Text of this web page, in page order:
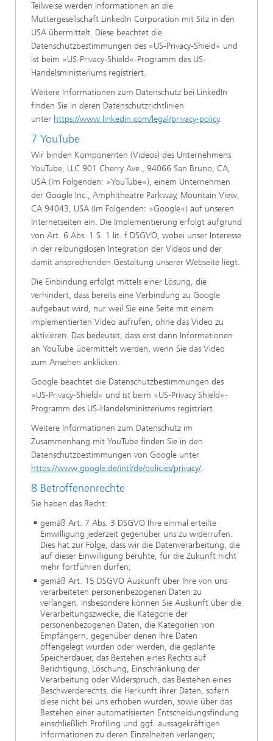
Teilweise werden Informationen an die
Muttergesellschaft LinkedIn Corporation mit Sitz in den
USA übermittelt. Diese beachtet die
Datenschutzbestimmungen des »US-Privacy-Shield« und
ist beim »US-Privacy-Shield«-Programm des US-
Handelsministeriums registriert.
Weitere Informationen zum Datenschutz bei LinkedIn
finden Sie in deren Datenschutzrichtlinien
unter https://www.linkedin.com/legal/privacy-policy.
7 YouTube
Wir binden Komponenten (Videos) des Unternehmens
YouTube, LLC 901 Cherry Ave., 94066 San Bruno, CA,
USA (Im Folgenden: »YouTube«), einem Unternehmen
der Google Inc., Amphitheatre Parkway, Mountain View,
CA 94043, USA (Im Folgenden: »Google«) auf unseren
Internetseiten ein. Die Implementierung erfolgt aufgrund
von Art. 6 Abs. 1 S. 1 lit. f DSGVO, wobei unser Interesse
in der reibungslosen Integration der Videos und der
damit ansprechenden Gestaltung unserer Webseite liegt.
Die Einbindung erfolgt mittels einer Lösung, die
verhindert, dass bereits eine Verbindung zu Google
aufgebaut wird, nur weil Sie eine Seite mit einem
implementierten Video aufrufen, ohne das Video zu
aktivieren. Das bedeutet, dass erst dann Informationen
an YouTube übermittelt werden, wenn Sie das Video
zum Ansehen anklicken.
Google beachtet die Datenschutzbestimmungen des
»US-Privacy-Shield« und ist beim »US-Privacy Shield«-
Programm des US-Handelsministeriums registriert.
Weitere Informationen zum Datenschutz im
Zusammenhang mit YouTube finden Sie in den
Datenschutzbestimmungen von Google unter
https://www.google.de/intl/de/policies/privacy/.
8 Betroffenenrechte
Sie haben das Recht:
gemäß Art. 7 Abs. 3 DSGVO Ihre einmal erteilte
Einwilligung jederzeit gegenüber uns zu widerrufen.
Dies hat zur Folge, dass wir die Datenverarbeitung, die
auf dieser Einwilligung beruhte, für die Zukunft nicht
mehr fortführen dürfen;
gemäß Art. 15 DSGVO Auskunft über Ihre von uns
verarbeiteten personenbezogenen Daten zu
verlangen. Insbesondere können Sie Auskunft über die
Verarbeitungszwecke, die Kategorie der
personenbezogenen Daten, die Kategorien von
Empfängern, gegenüber denen Ihre Daten
offengelegt wurden oder werden, die geplante
Speicherdauer, das Bestehen eines Rechts auf
Berichtigung, Löschung, Einschränkung der
Verarbeitung oder Widerspruch, das Bestehen eines
Beschwerderechts, die Herkunft ihrer Daten, sofern
diese nicht bei uns erhoben wurden, sowie über das
Bestehen einer automatisierten Entscheidungsfindung
einschließlich Profiling und ggf. aussagekräftigen
Informationen zu deren Einzelheiten verlangen;